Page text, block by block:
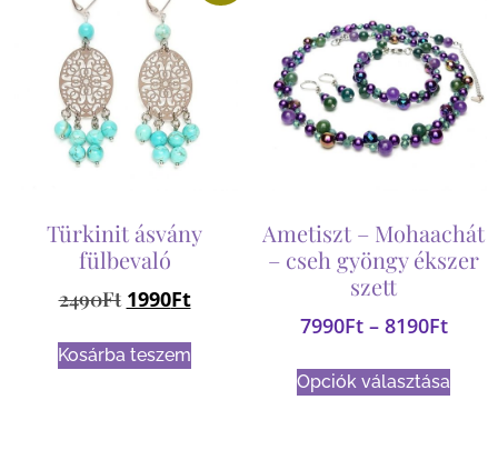
Türkinit ásvány
fülbevaló
2490Ft 1990Ft
Kosárba teszem
Ametiszt – Mohaachát
– cseh gyöngy ékszer
szett
7990Ft – 8190Ft
Opciók választása